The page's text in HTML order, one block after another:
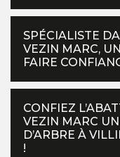
SPÉCIALISTE
VEZIN MARC,
FAIRE
CONFIEZ
VEZIN MARC
D’ARBRE À
!